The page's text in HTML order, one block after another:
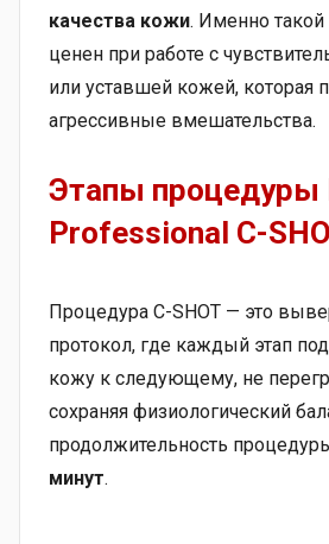
качества кожи. Именно такой
ценен при работе с
или уставшей кожей, которая
агрессивные вмешательства.
Этапы процедуры
Professional C-
Процедура C-SHOT — это
протокол, где каждый этап
кожу к следующему, не
сохраняя физиологический
продолжительность
минут.